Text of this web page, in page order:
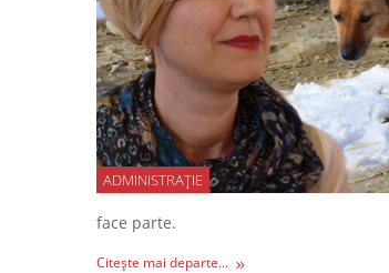
ADMINISTRAȚIE
face parte.
Citește mai departe...